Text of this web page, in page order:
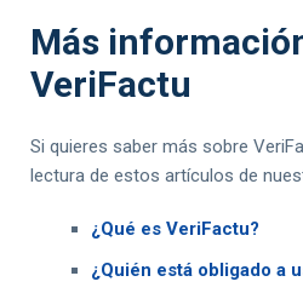
Más
VeriFactu
Si quieres saber más sobre
lectura de estos artículos de
¿Qué es VeriFactu?
¿Quién está obligado a